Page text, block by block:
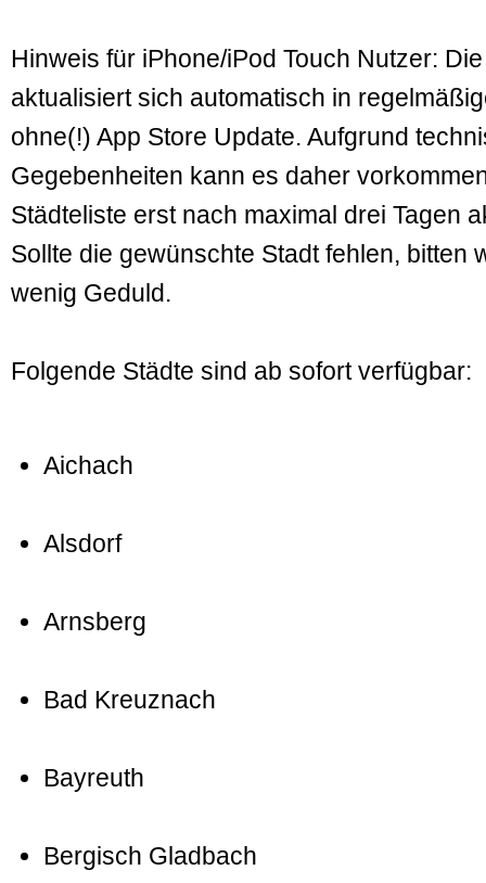
Hinweis für iPhone/iPod Touch Nutzer:
aktualisiert sich automatisch in
ohne(!) App Store Update. Aufgrund
Gegebenheiten kann es daher
Städteliste erst nach maximal drei Tagen
Sollte die gewünschte Stadt fehlen, bitten
wenig Geduld.
Folgende Städte sind ab sofort verfügbar:
Aichach
Alsdorf
Arnsberg
Bad Kreuznach
Bayreuth
Bergisch Gladbach